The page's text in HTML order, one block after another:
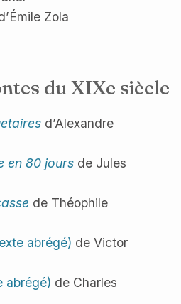
Zola
du XIXe siècle
d’Alexandre
en 80 jours de Jules
de Théophile
abrégé) de Victor
abrégé) de Charles